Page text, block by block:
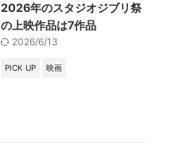
2026年のスタジオジブリ祭
の上映作品は7作品
2026/6/13
PICK UP 映画